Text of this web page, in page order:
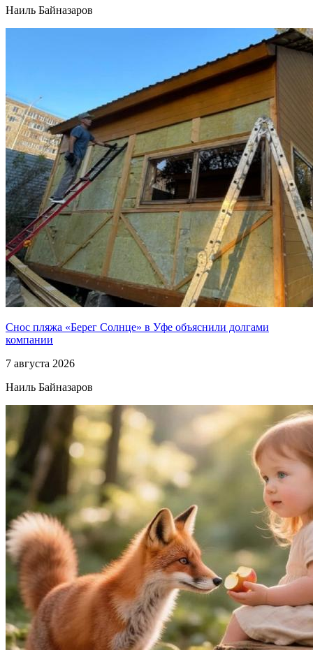
Наиль Байназаров
Снос пляжа «Берег Солнце» в Уфе объяснили долгами
компании
7 августа 2026
Наиль Байназаров